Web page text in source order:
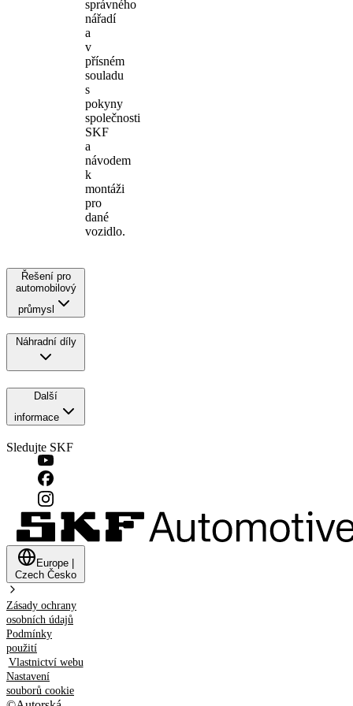
správného
nářadí
a
v
přísném
souladu
s
pokyny
společnosti
SKF
a
návodem
k
montáži
pro
dané
vozidlo.
Řešení pro
automobilový
průmysl
Náhradní díly
Další
informace
Sledujte SKF
Europe
Czech Česko
Zásady ochrany
osobních údajů
Podmínky
použití
Vlastnictví webu
Nastavení
souborů cookie